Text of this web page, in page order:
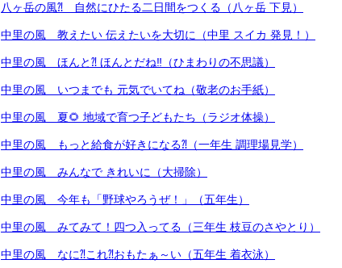
八ヶ岳の風⁈ 自然にひたる二日間をつくる（八ヶ岳 下見）
中里の風 教えたい 伝えたいを大切に（中里 スイカ 発見！）
中里の風 ほんと⁈ ほんとだね‼（ひまわりの不思議）
中里の風 いつまでも 元気でいてね（敬老のお手紙）
中里の風 夏🌻 地域で育つ子どもたち（ラジオ体操）
中里の風 もっと給食が好きになる⁈（一年生 調理場見学）
中里の風 みんなで きれいに（大掃除）
中里の風 今年も「野球やろうぜ！」（五年生）
中里の風 みてみて！四つ入ってる（三年生 枝豆のさやとり）
中里の風 なに⁈これ⁈おもたぁ～い（五年生 着衣泳）